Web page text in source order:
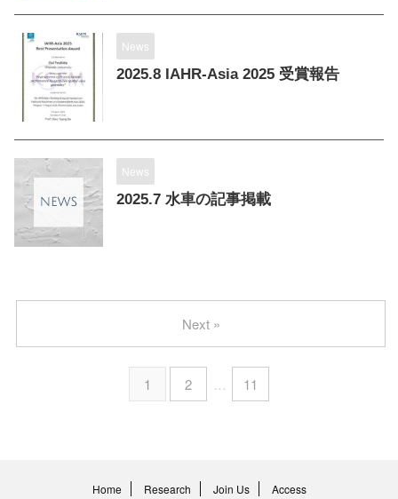
News
2025.8 IAHR-Asia 2025 受賞報告
News
2025.7 水車の記事掲載
1 2 … 11
Next »
Home Research Join Us Access